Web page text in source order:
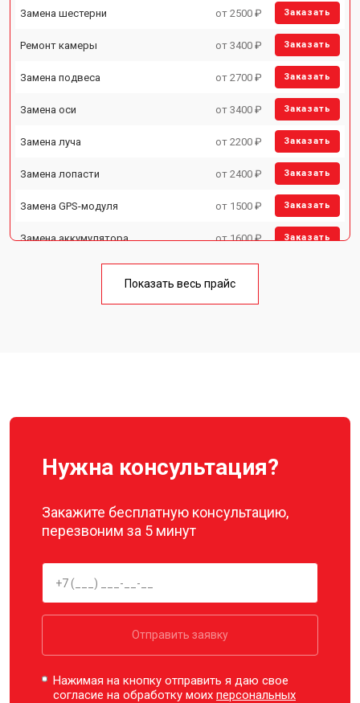
Замена шестерни от 2500 ₽ Заказать
Ремонт камеры от 3400 ₽ Заказать
Замена подвеса от 2700 ₽ Заказать
Замена оси от 3400 ₽ Заказать
Замена луча от 2200 ₽ Заказать
Замена лопасти от 2400 ₽ Заказать
Замена GPS-модуля от 1500 ₽ Заказать
Замена аккумулятора от 1600 ₽ Заказать
от 1800 ₽
Показать весь прайс
Нужна консультация?
Закажите бесплатную консультацию,
перезвоним за 5 минут
Отправить заявку
Нажимая на кнопку отправить я даю свое
согласие на обработку моихперсональных